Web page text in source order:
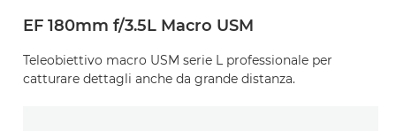
EF 180mm f/3.5L Macro USM
Teleobiettivo macro USM serie L professionale per
catturare dettagli anche da grande distanza.